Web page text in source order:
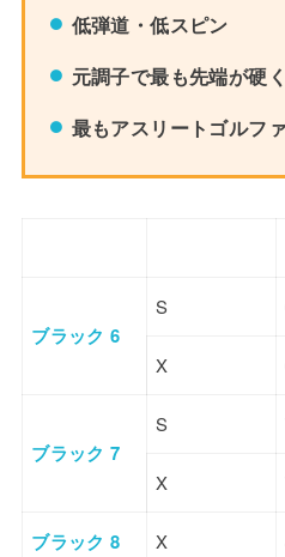
低弾道・低スピン
元調子で最も先端が硬
最もアスリートゴルフ
ブラック 6
S
X
ブラック 7
S
X
ブラック 8 X